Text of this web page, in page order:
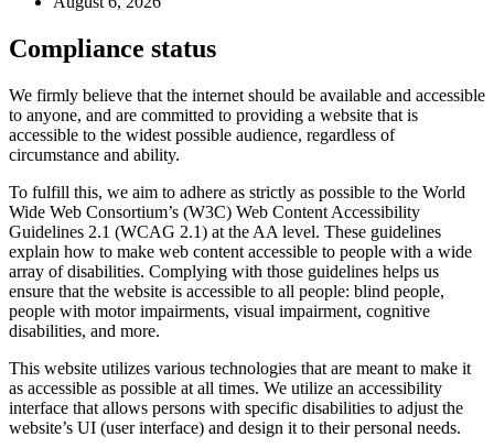
Compliance status
We firmly believe that the internet should be available and accessible
to anyone, and are committed to providing a website that is
accessible to the widest possible audience, regardless of
circumstance and ability.
To fulfill this, we aim to adhere as strictly as possible to the World
Wide Web Consortium’s (W3C) Web Content Accessibility
Guidelines 2.1 (WCAG 2.1) at the AA level. These guidelines
explain how to make web content accessible to people with a wide
array of disabilities. Complying with those guidelines helps us
ensure that the website is accessible to all people: blind people,
people with motor impairments, visual impairment, cognitive
disabilities, and more.
This website utilizes various technologies that are meant to make it
as accessible as possible at all times. We utilize an accessibility
interface that allows persons with specific disabilities to adjust the
website’s UI (user interface) and design it to their personal needs.